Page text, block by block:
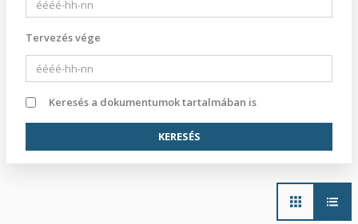
Tervezés vége
Keresés a dokumentumok tartalmában is
Main
navigation